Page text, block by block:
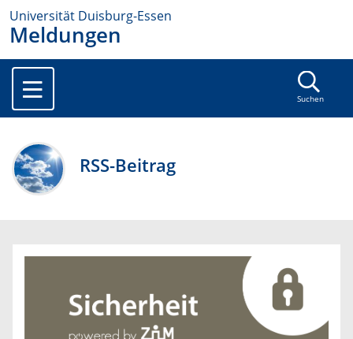
Universität Duisburg-Essen
Meldungen
Suchen
RSS-Beitrag